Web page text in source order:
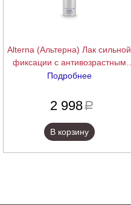
Alterna (Альтерна) Лак сильной
фиксации с антивозрастным
уходом Caviar High Hold, 212 гр
Подробнее
2 998a
В корзину